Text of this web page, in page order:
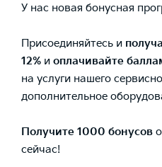
У нас новая бонусная
Присоединяйтесь и
12% и оплачивайте
на услуги нашего
дополнительное
Получите 1000 бонусов
сейчас!